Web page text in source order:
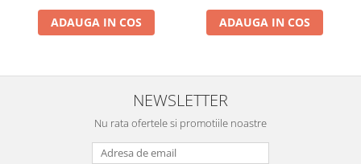
ADAUGA IN COS ADAUGA IN COS
NEWSLETTER
Nu rata ofertele si promotiile noastre